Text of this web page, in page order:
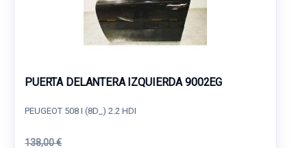
PUERTA DELANTERA IZQUIERDA 9002EG
PEUGEOT 508 I (8D_) 2.2 HDI
138,00 €